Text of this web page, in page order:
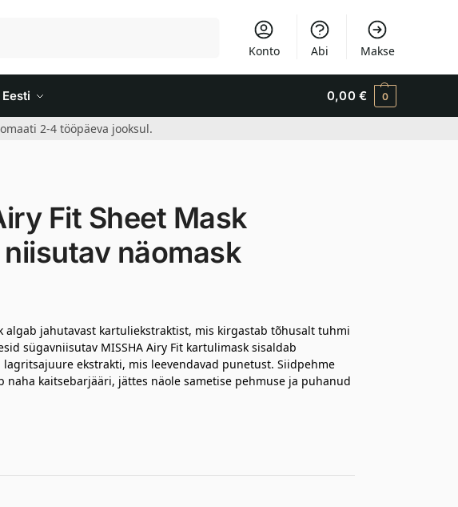
Konto Abi Makse
Eesti 0,00 € 0
2-4 tööpäeva jooksul.
Fit Sheet Mask
niisutav näomask
algab jahutavast kartuliekstraktist, mis kirgastab tõhusalt tuhmi
sügavniisutav MISSHA Airy Fit kartulimask sisaldab
ekstrakti, mis leevendavad punetust. Siidpehme
naha kaitsebarjääri, jättes näole sametise pehmuse ja puhanud